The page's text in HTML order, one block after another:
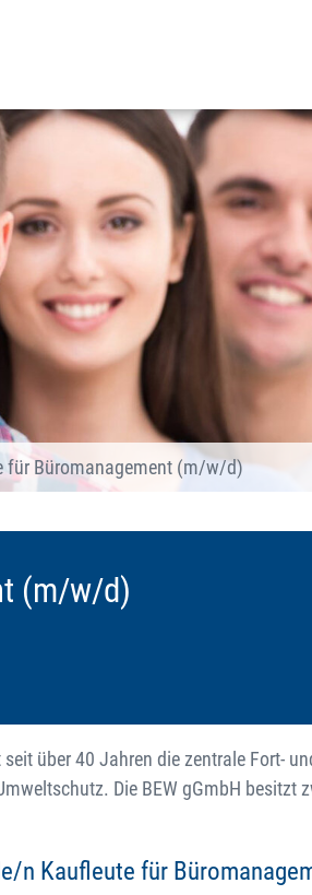
für Büromanagement (m/w/d)
(m/w/d)
über 40 Jahren die zentrale Fort-
Die BEW gGmbH besitzt
Kaufleute für